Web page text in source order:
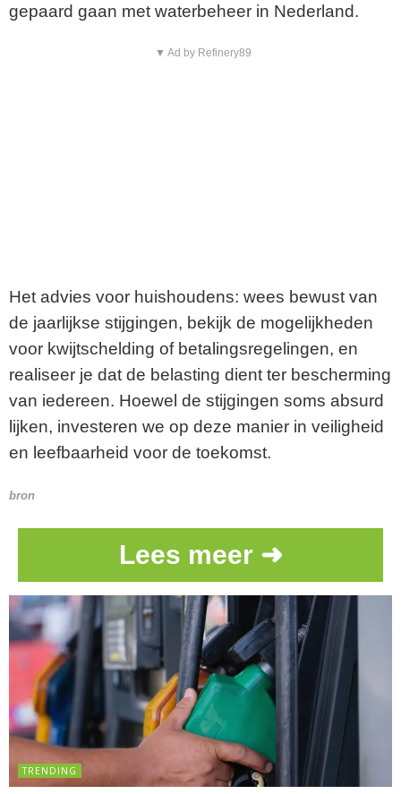
gepaard gaan met waterbeheer in Nederland.
▼ Ad by Refinery89
Het advies voor huishoudens: wees bewust van
de jaarlijkse stijgingen, bekijk de mogelijkheden
voor kwijtschelding of betalingsregelingen, en
realiseer je dat de belasting dient ter bescherming
van iedereen. Hoewel de stijgingen soms absurd
lijken, investeren we op deze manier in veiligheid
en leefbaarheid voor de toekomst.
bron
Lees meer ➜
TRENDING